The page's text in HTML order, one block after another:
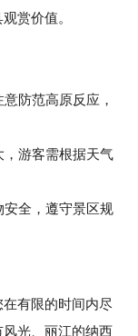
赏价值。
防范高原反应，
游客需根据天气
全，遵守景区规
有限的时间内尽
光、丽江的纳西